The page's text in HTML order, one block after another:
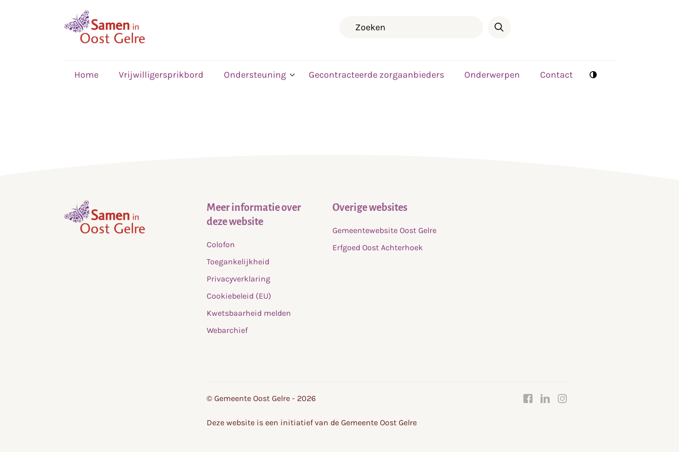
Home Vrijwilligersprikbord Ondersteuning Gecontracteerde zorgaanbieders Onderwerpen Contact
Meer informatie over
deze website
Colofon
Toegankelijkheid
Privacyverklaring
Cookiebeleid (EU)
Kwetsbaarheid melden
Webarchief
Overige websites
Gemeentewebsite Oost Gelre
Erfgoed Oost Achterhoek
© Gemeente Oost Gelre - 2026
Deze website is een initiatief van de Gemeente Oost Gelre